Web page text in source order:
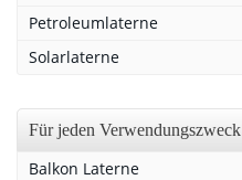
Petroleumlaterne
Solarlaterne
Für jeden Verwendungszweck
Balkon Laterne